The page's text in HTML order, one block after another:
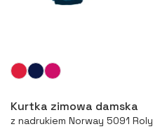
Kurtka zimowa damska
z nadrukiem Norway 5091 Roly